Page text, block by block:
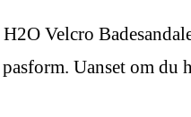
Velcro
Uanset om du